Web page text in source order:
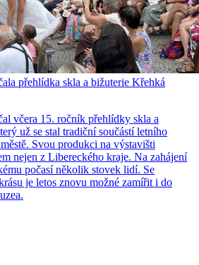
přehlídka skla a bižuterie Křehká
včera 15. ročník přehlídky skla a
už se stal tradiční součástí letního
Svou produkci na výstavišti
nejen z Libereckého kraje. Na zahájení
počasí několik stovek lidí. Se
je letos znovu možné zamířit i do